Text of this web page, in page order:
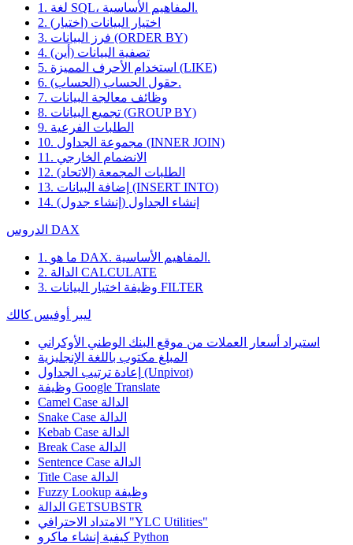
1. لغة SQL، المفاهيم الأساسية.
2. اختيار البيانات (اختيار)
3. فرز البيانات (ORDER BY)
4. تصفية البيانات (أين)
5. استخدام الأحرف المميزة (LIKE)
6. حقول الحساب (الحساب).
7. وظائف معالجة البيانات
8. تجميع البيانات (GROUP BY)
9. الطلبات الفرعية
10. مجموعة الجداول (INNER JOIN)
11. الانضمام الخارجي
12. الطلبات المجمعة (الاتحاد)
13. إضافة البيانات (INSERT INTO)
14. إنشاء الجداول (إنشاء جدول)
الدروس DAX
1. ما هو DAX. المفاهيم الأساسية.
2. الدالة CALCULATE
3. وظيفة اختيار البيانات FILTER
ليبر أوفيس كالك
استيراد أسعار العملات من موقع البنك الوطني الأوكراني
المبلغ مكتوب باللغة الإنجليزية
إعادة ترتيب الجداول (Unpivot)
Google Translate
Camel Case الدالة
Snake Case الدالة
Kebab Case الدالة
Break Case الدالة
Sentence Case الدالة
Title Case الدالة
Fuzzy Lookup وظيفة
الدالة GETSUBSTR
الامتداد الاحترافي "YLC Utilities"
كيفية إنشاء ماكرو Python